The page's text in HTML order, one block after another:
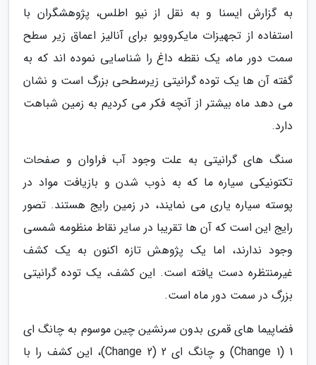
به گزارش ایسنا و به نقل از نیو اطلس، پژوهشگران با
استفاده از تجهیزات مایکروویو برای آنالیز اعماق زیر سطح
سمت دور ماه، یک نقطه داغ را شناسایی نموده اند که به
گفته آن ها یک توده گرانیتی زیرسطحی بزرگ است و نشان
می دهد ماه بیشتر از آنچه فکر می کردیم به زمین شباهت
دارد.
سنگ های گرانیتی به علت وجود آب فراوان و صفحات
تکتونیکی سیاره ما که به ذوب شدن و بازیافت مواد در
پوسته سیاره یاری می نمایند، در زمین رایج هستند. تصور
رایج این است که آن ها تقریبا در سایر نقاط منظومه شمسی
وجود ندارند، اما یک پژوهش تازه اکنون به یک کشف
غیرمنتظره دست یافته است. این کشف، یک توده گرانیتی
بزرگ در سمت دور ماه است.
فضاپیما های قمری بدون سرنشین چین موسوم به چانگ ای
1 (Change 1) و چانگ ای 2 (Change 2)، این کشف را با